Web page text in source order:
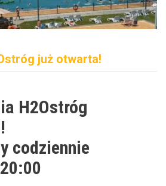
już otwarta!
H2Ostróg
codziennie